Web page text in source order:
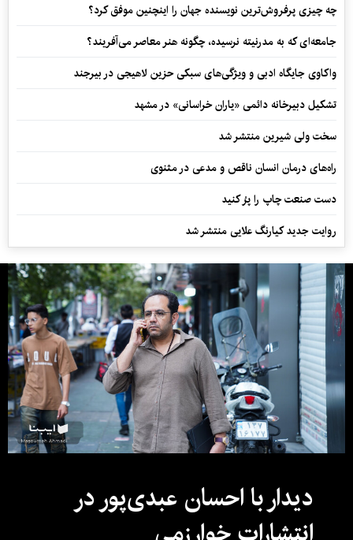
چه چیزی پرفروش‌ترین نویسنده جهان را اینچنین موفق کرد؟
جامعه‌ای که به مدرنیته نرسیده، چگونه هنر معاصر می‌آفریند؟
واکاوی جایگاه ادبی و ویژگی‌های سبکی حزین لاهیجی در بیرجند
تشکیل دبیرخانه دائمی «یاران خراسانی» در مشهد
سخت ولی شیرین منتشر شد
راه‌های درمان انسان ناقص و مدعی در مثنوی
دست صنعت چاپ را پرُ کنید
روایت جدید کیارنگ علایی منتشر شد
دیدار با احسان عبدی‌پور در